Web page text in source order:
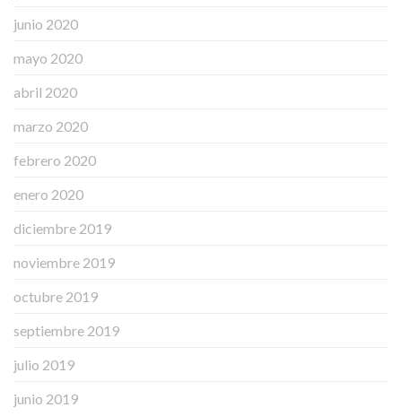
junio 2020
mayo 2020
abril 2020
marzo 2020
febrero 2020
enero 2020
diciembre 2019
noviembre 2019
octubre 2019
septiembre 2019
julio 2019
junio 2019